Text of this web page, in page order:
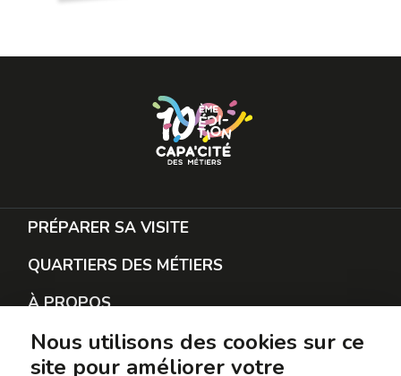
PRÉPARER SA VISITE
QUARTIERS DES MÉTIERS
À PROPOS
RESTER EN CONTACT
Nous utilisons des cookies sur ce
site pour améliorer votre